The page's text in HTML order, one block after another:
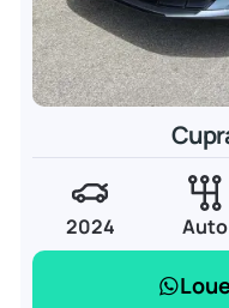
2024 Auto